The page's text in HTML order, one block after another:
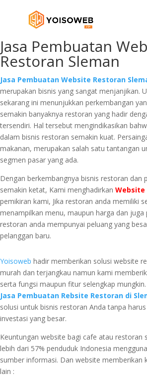
Jasa Pembuatan
Restoran Sleman
Jasa Pembuatan Website Restoran
merupakan bisnis yang sangat menjanjikan.
sekarang ini menunjukkan perkembangan
semakin banyaknya restoran yang hadir
tersendiri. Hal tersebut mengindikasikan
dalam bisnis restoran semakin kuat.
makanan, merupakan salah satu tantangan
segmen pasar yang ada.
Dengan berkembangnya bisnis restoran dan
semakin ketat, Kami menghadirkan
pemikiran kami, Jika restoran anda memiliki
menampilkan menu, maupun harga dan juga
restoran anda mempunyai peluang yang
pelanggan baru.
Yoisoweb hadir memberikan solusi website
murah dan terjangkau namun kami
serta fungsi maupun fitur selengkap mungkin.
Jasa Pembuatan Rebsite Restoran di
solusi untuk bisnis restoran Anda tanpa
investasi yang besar.
Keuntungan website bagi cafe atau restoran
lebih dari 57% penduduk Indonesia
sumber informasi. Dan website memberikan
lain :